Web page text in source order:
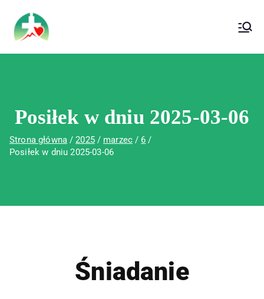
Wojewódzki Szpital Specjalistyczny im.
Św. Rafała w Czerwonej Górze
Posiłek w dniu 2025-03-06
Strona główna 2025 marzec
6
Posiłek w dniu 2025-03-06
Śniadanie